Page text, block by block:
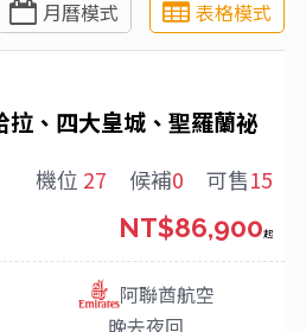
月曆模式 表格模式
拉、四大皇城、聖羅蘭祕
機位 27 候補0 可售15
阿聯酋航空
晚去夜回
NT$86,900起